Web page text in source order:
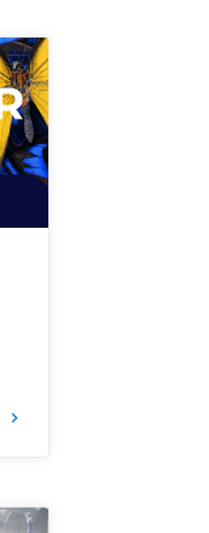
keyboard_arrow_right